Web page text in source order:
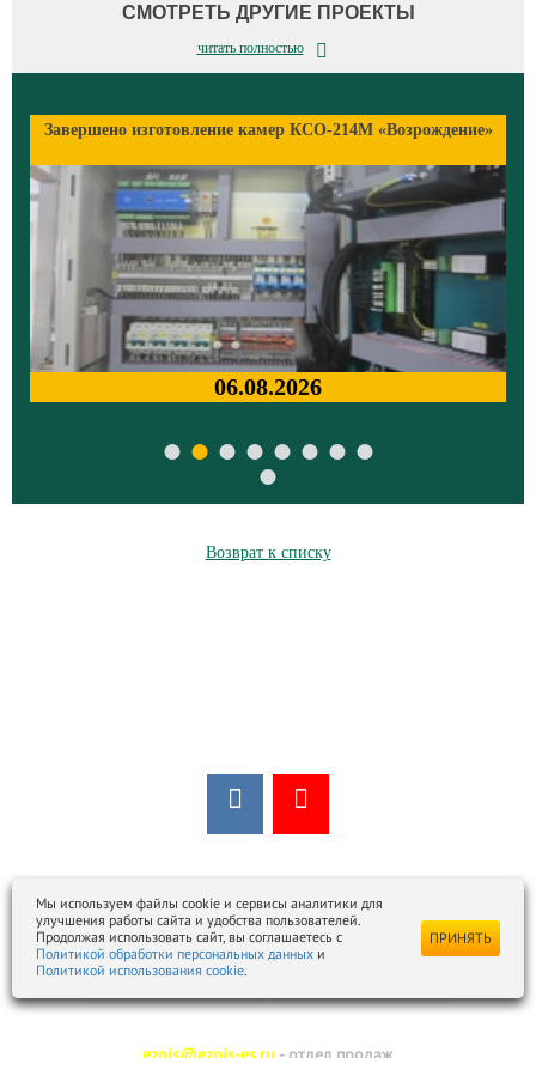
СМОТРЕТЬ ДРУГИЕ ПРОЕКТЫ
читать полностью
Завершено изготовление камер КСО-214М «Возрождение»
06.08.2026
Возврат к списку
ezois@ezois-es.ru - отдел продаж
Мы используем файлы cookie и сервисы аналитики для
улучшения работы сайта и удобства пользователей.
Продолжая использовать сайт, вы соглашаетесь с
Политикой обработки персональных данных и
Политикой использования cookie.
ПРИНЯТЬ